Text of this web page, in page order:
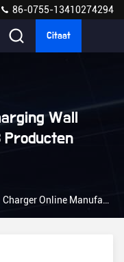
86-0755-13410274294
Citaat
Wall
Fast Charging Wall Charger Online Manufacturer